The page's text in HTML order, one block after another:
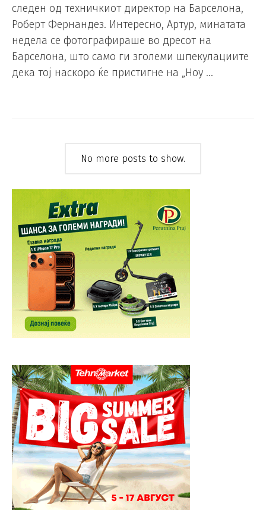
следен од техничкиот директор на Барселона,
Роберт Фернандез. Интересно, Артур, минатата
недела се фотографираше во дресот на
Барселона, што само ги зголеми шпекулациите
дека тој наскоро ќе пристигне на „Ноу …
No more posts to show.